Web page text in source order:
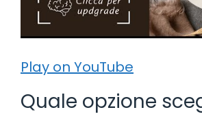
Play on YouTube
Quale opzione